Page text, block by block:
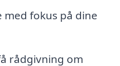
med fokus på dine
rådgivning om